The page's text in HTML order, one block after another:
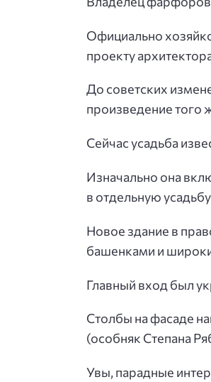
Официально
проекту
До советских
произведение того
Сейчас усадьба
Изначально она
в отдельную
Новое здание в
башенками и
Главный вход был
Столбы на фасаде
(особняк Степана
Увы, парадные